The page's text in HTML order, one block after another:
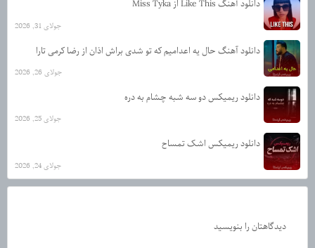
دانلود آهنگ Like This از Miss Tyka
جولای 31, 2026
دانلود آهنگ حال یه اعدامیم که تو شدی براش اذان از رضا کرمی تارا
جولای 26, 2026
دانلود ریمیکس دو سه شبه چشام به دره
جولای 25, 2026
دانلود ریمیکس اشک تمساح
جولای 24, 2026
دیدگاهتان را بنویسید